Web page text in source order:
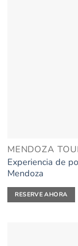
MENDOZA
Experiencia de
Mendoza
RESERVE AHORA